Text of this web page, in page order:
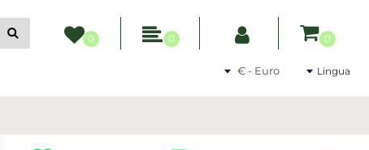
altri filtri disponibili.
0 0 0
Seleziona una valutaLingua